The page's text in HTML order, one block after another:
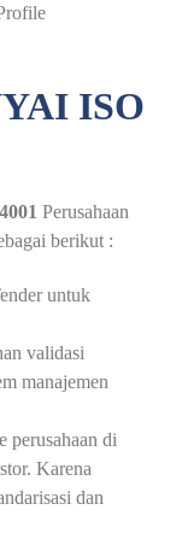
ISO
Perusahaan
berikut :
untuk
validasi
manajemen
perusahaan di
Karena
dan